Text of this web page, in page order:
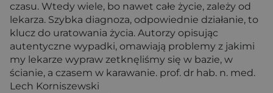
czasu. Wtedy wiele, bo nawet całe życie, zależy od
lekarza. Szybka diagnoza, odpowiednie działanie, to
klucz do uratowania życia. Autorzy opisując
autentyczne wypadki, omawiają problemy z jakimi
my lekarze wypraw zetknęliśmy się w bazie, w
ścianie, a czasem w karawanie. prof. dr hab. n. med.
Lech Korniszewski